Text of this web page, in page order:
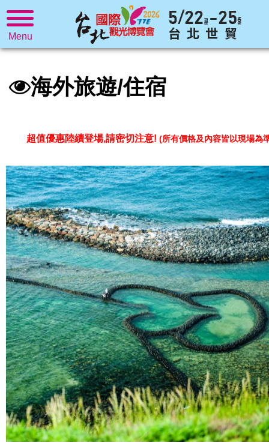
Menu
海外旅遊/住宿
超值優惠陸續登場,請密切注意! (所有價格及內容皆以現場為